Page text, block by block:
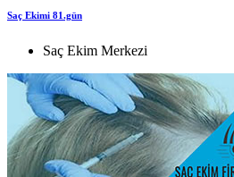
Saç Ekimi 81.gün
Saç Ekim Merkezi